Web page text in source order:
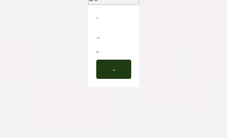
-
-
-
-